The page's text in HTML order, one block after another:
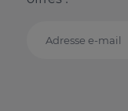
Adresse e-mail